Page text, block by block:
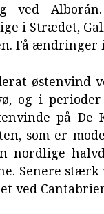
ved
i Strædet,
Få
østenvind
og i
på De
som er
nordlige
Senere
ved